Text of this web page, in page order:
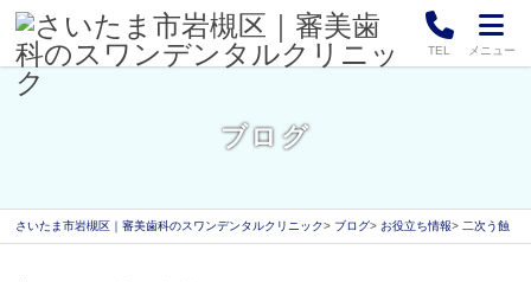
TEL メニュー
ブログ
さいたま市岩槻区｜審美歯科のスワンデンタルクリニック ブログ お役立ち情報 二次う蝕（